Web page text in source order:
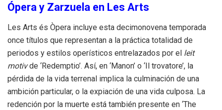
Ópera y Zarzuela en Les Arts
Les Arts és Òpera incluye esta decimonovena temporada
once títulos que representan a la práctica totalidad de
periodos y estilos operísticos entrelazados por el leit
motivde ‘Redemptio’. Así, en ‘Manon’ o ‘Il trovatore’, la
pérdida de la vida terrenal implica la culminación de una
ambición particular, o la expiación de una vida culposa. La
redención por la muerte está también presente en ‘The